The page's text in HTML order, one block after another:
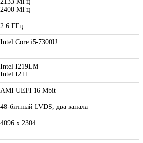
2133 МГц
2400 МГц
2.6 ГГц
Intel Core i5-7300U
Intel I219LM
Intel I211
AMI UEFI 16 Mbit
48-битный LVDS, два канала
4096 x 2304